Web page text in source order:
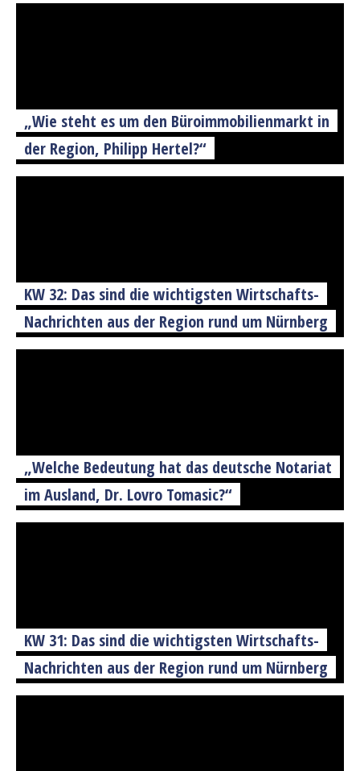
„Wie steht es um den Büroimmobilienmarkt in
der Region, Philipp Hertel?“
KW 32: Das sind die wichtigsten Wirtschafts-
Nachrichten aus der Region rund um Nürnberg
„Welche Bedeutung hat das deutsche Notariat
im Ausland, Dr. Lovro Tomasic?“
KW 31: Das sind die wichtigsten Wirtschafts-
Nachrichten aus der Region rund um Nürnberg